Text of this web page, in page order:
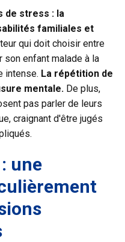
de stress : la
familiales et
qui doit choisir entre
son enfant malade à la
intense. La répétition de
mentale. De plus,
pas parler de leurs
craignant d'être jugés
une